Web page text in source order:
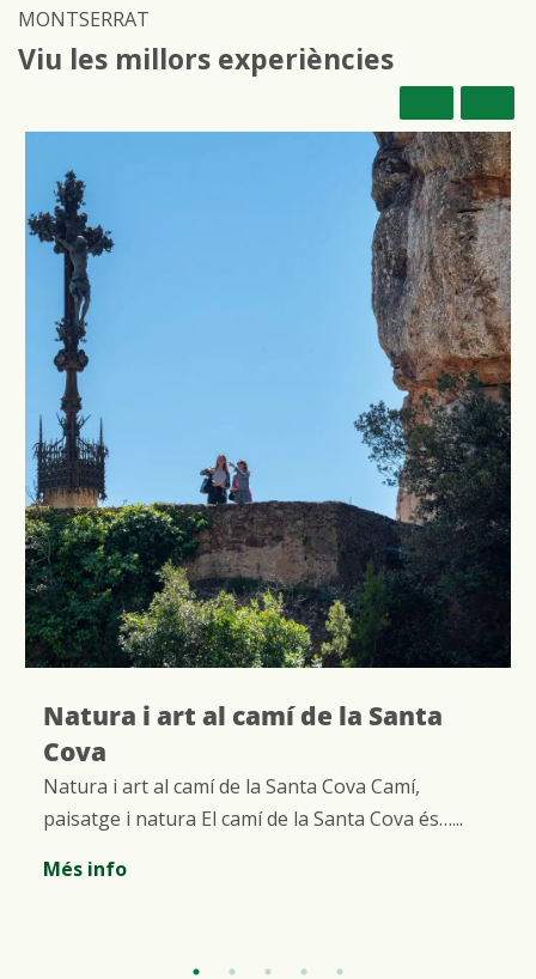
MONTSERRAT
Viu les millors experiències
Itineraris per les ermites de
Montserrat
Itineraris per les ermites de Montserrat Situats al
Pla de les Taràntules, us convidem a gaudir del